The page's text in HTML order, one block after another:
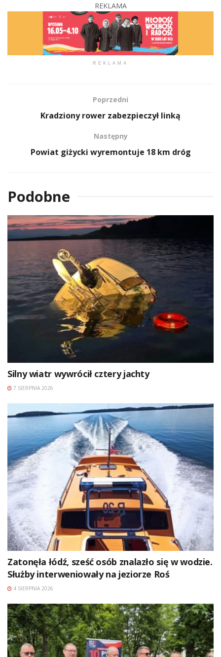
REKLAMA
REKLAMA
Poprzedni
Kradziony rower zabezpieczył linką
Następny
Powiat giżycki wyremontuje 18 km dróg
Podobne
Silny wiatr wywrócił cztery jachty
7 SIERPNIA 2026
Zatonęła łódź, sześć osób znalazło się w wodzie.
Służby interweniowały na jeziorze Roś
4 SIERPNIA 2026